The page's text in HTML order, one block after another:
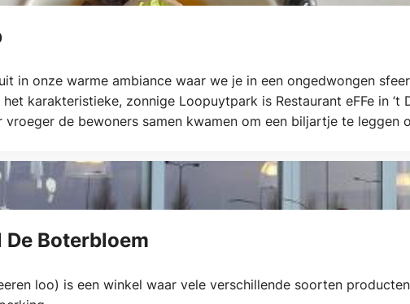
in onze warme ambiance waar we je in een ongedwongen
karakteristieke, zonnige Loopuytpark is Restaurant eFFe in
vroeger de bewoners samen kwamen om een biljartje te leggen
Boterbloem
loo) is een winkel waar vele verschillende soorten